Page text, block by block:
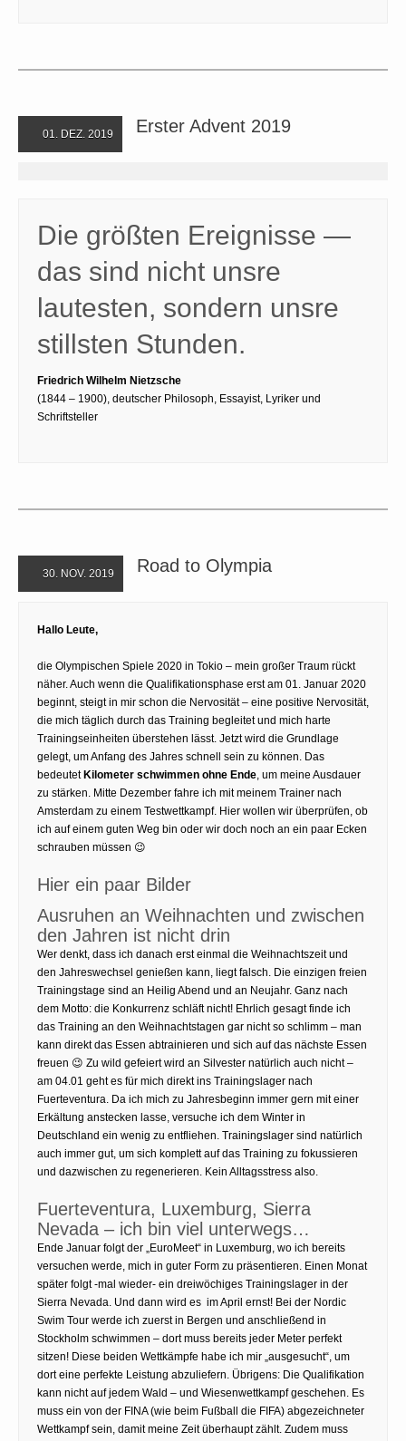
01. DEZ. 2019 Erster Advent 2019
Die größten Ereignisse —
das sind nicht unsre
lautesten, sondern unsre
stillsten Stunden.
Friedrich Wilhelm Nietzsche
(1844 – 1900), deutscher Philosoph, Essayist, Lyriker und
Schriftsteller
30. NOV. 2019 Road to Olympia
Hallo Leute,
die Olympischen Spiele 2020 in Tokio – mein großer Traum rückt
näher. Auch wenn die Qualifikationsphase erst am 01. Januar 2020
beginnt, steigt in mir schon die Nervosität – eine positive Nervosität,
die mich täglich durch das Training begleitet und mich harte
Trainingseinheiten überstehen lässt. Jetzt wird die Grundlage
gelegt, um Anfang des Jahres schnell sein zu können. Das
bedeutetKilometer schwimmen ohne Ende, um meine Ausdauer
zu stärken. Mitte Dezember fahre ich mit meinem Trainer nach
Amsterdam zu einem Testwettkampf. Hier wollen wir überprüfen, ob
ich auf einem guten Weg bin oder wir doch noch an ein paar Ecken
schrauben müssen 😉
Hier ein paar Bilder
Ausruhen an Weihnachten und zwischen
den Jahren ist nicht drin
Wer denkt, dass ich danach erst einmal die Weihnachtszeit und
den Jahreswechsel genießen kann, liegt falsch. Die einzigen freien
Trainingstage sind an Heilig Abend und an Neujahr. Ganz nach
dem Motto: die Konkurrenz schläft nicht! Ehrlich gesagt finde ich
das Training an den Weihnachtstagen gar nicht so schlimm – man
kann direkt das Essen abtrainieren und sich auf das nächste Essen
freuen 😉 Zu wild gefeiert wird an Silvester natürlich auch nicht –
am 04.01 geht es für mich direkt ins Trainingslager nach
Fuerteventura. Da ich mich zu Jahresbeginn immer gern mit einer
Erkältung anstecken lasse, versuche ich dem Winter in
Deutschland ein wenig zu entfliehen. Trainingslager sind natürlich
auch immer gut, um sich komplett auf das Training zu fokussieren
und dazwischen zu regenerieren. Kein Alltagsstress also.
Fuerteventura, Luxemburg, Sierra
Nevada – ich bin viel unterwegs…
Ende Januar folgt der „EuroMeet“ in Luxemburg, wo ich bereits
versuchen werde, mich in guter Form zu präsentieren. Einen Monat
später folgt -mal wieder- ein dreiwöchiges Trainingslager in der
Sierra Nevada. Und dann wird es im April ernst! Bei der Nordic
Swim Tour werde ich zuerst in Bergen und anschließend in
Stockholm schwimmen – dort muss bereits jeder Meter perfekt
sitzen! Diese beiden Wettkämpfe habe ich mir „ausgesucht“, um
dort eine perfekte Leistung abzuliefern. Übrigens: Die Qualifikation
kann nicht auf jedem Wald – und Wiesenwettkampf geschehen. Es
muss ein von der FINA (wie beim Fußball die FIFA) abgezeichneter
Wettkampf sein, damit meine Zeit überhaupt zählt. Zudem muss